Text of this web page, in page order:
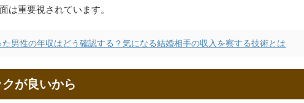
は重要視されています。
男性の年収はどう確認する？気になる結婚相手の収入を察する技術とは
が良いから